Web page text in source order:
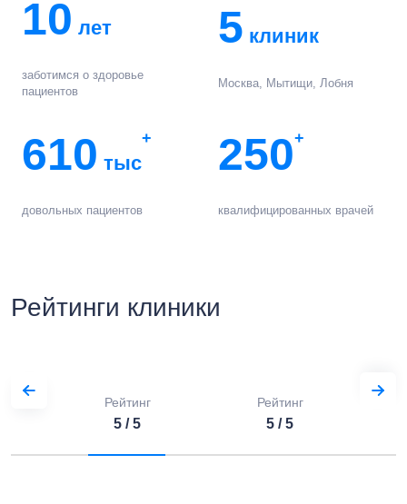
10 лет
заботимся о здоровье
пациентов
5 клиник
Москва, Мытищи, Лобня
610 тыс
+
довольных пациентов
250+
квалифицированных врачей
Рейтинги клиники
Рейтинг
5 / 5
Рейтинг
5 / 5